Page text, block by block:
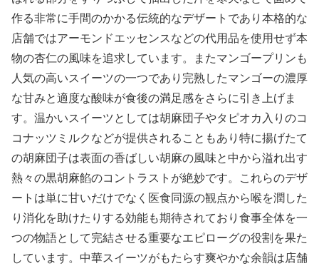
作る非常に手間のかかる伝統的なデザートであり本格的な
店舗ではアーモンドエッセンスなどの代用品を使用せず本
物の杏仁の風味を追求しています。またマンゴープリンも
人気の高いスイーツの一つであり完熟したマンゴーの濃厚
な甘みと適度な酸味が食後の満足感をさらに引き上げま
す。温かいスイーツとしては胡麻団子やタピオカ入りのコ
コナッツミルクなどが提供されることもあり特に揚げたて
の胡麻団子は表面の香ばしい胡麻の風味と中から溢れ出す
熱々の黒胡麻餡のコントラストが絶妙です。これらのデザ
ートは単に甘いだけでなく医食同源の観点から喉を潤した
り消化を助けたりする効能も期待されており食事全体を一
つの物語として完結させる重要なエピローグの役割を果た
しています。中華スイーツがもたらす爽やかな余韻は店舗